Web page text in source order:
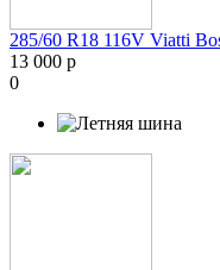
285/60 R18 116V Viatti
13 000 р
0